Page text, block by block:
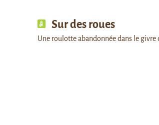
Sur des roues
Une roulotte abandonnée dans le givre